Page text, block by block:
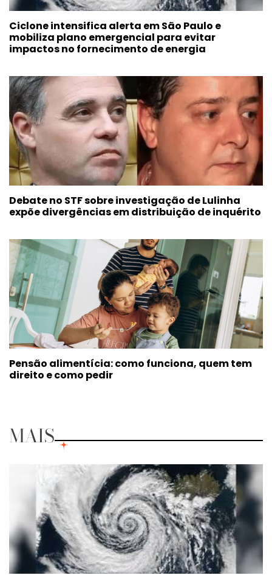
Ciclone intensifica alerta em São Paulo e
mobiliza plano emergencial para evitar
impactos no fornecimento de energia
Debate no STF sobre investigação de Lulinha
expõe divergências em distribuição de inquérito
Pensão alimentícia: como funciona, quem tem
direito e como pedir
MAIS